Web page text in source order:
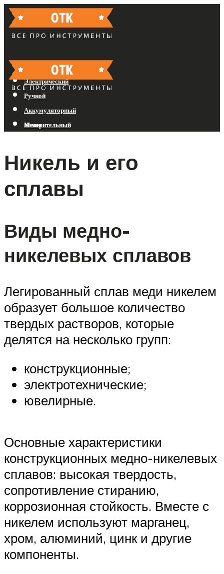
Бензиновый
Электрический
Ручной
Аккумуляторный
Измерительный
Меню
Никель и его
сплавы
Виды медно-
никелевых сплавов
Легированный сплав меди никелем
образует большое количество
твердых растворов, которые
делятся на несколько групп:
конструкционные;
электротехнические;
ювелирные.
Основные характеристики
конструкционных медно-никелевых
сплавов: высокая твердость,
сопротивление стиранию,
коррозионная стойкость. Вместе с
никелем используют марганец,
хром, алюминий, цинк и другие
компоненты.